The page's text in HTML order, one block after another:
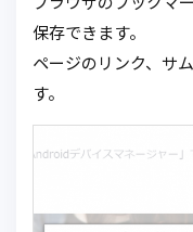
保存できます。
ページのリンク、サ
す。